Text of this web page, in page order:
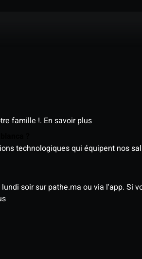
famille !. En savoir plus
technologiques qui équipent nos
soir sur pathe.ma ou via l'app. Si